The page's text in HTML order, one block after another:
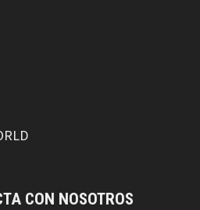
CON NOSOTROS